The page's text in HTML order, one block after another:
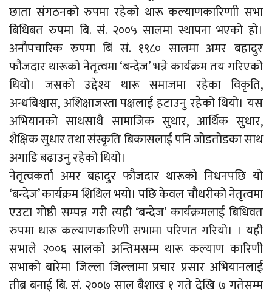
छाता संगठनको रुपमा रहेको थारू कल्याणकारिणाी सभा
बिधिबत रुपमा बि. सं. २००५ सालमा स्थापना भएको हो।
अनौपचारिक रुपमा बिं सं. १९८० सालमा अमर बहादुर
फौजदार थारूको नेतृत्वमा ‘बन्देज’ भन्ने कार्यक्रम तय गरिएको
थियो। जसको उद्देश्य थारू समाजमा रहेका विकृति,
अन्धबिश्वास, अशिक्षाजस्ता पक्षलाई हटाउनु रहेको थियो। यस
अभियानको साथसाथै सामाजिक सुधार, आर्थिक सुुधार,
शैक्षिक सुधार तथा संस्कृति बिकासलाई पनि जोडतोडका साथ
अगाडि बढाउनु रहेको थियो।
नेतृत्वकर्ता अमर बहादुर फौजदार थारूको निधनपछि यो
‘बन्देज’ कार्यक्रम शिथिल भयो। पछि केवल चौधरीको नेतृत्वमा
एउटा गोष्ठी सम्पन्न गरी त्यही ‘बन्देज’ कार्यक्रमलाई बिधिवत
रुपमा थारू कल्याणकारिणी सभामा परिणत गरियो। । यही
सभाले २००६ सालको अन्तिमसम्म थारू कल्याण कारिणी
सभाको बारेमा जिल्ला जिल्लामा प्रचार प्रसार अभियानलाई
तीब्र बनाई बि. सं. २००७ साल बैशाख १ गते देखि ७ गतेसम्म